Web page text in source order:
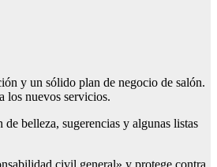
y un sólido plan de negocio de salón.
los nuevos servicios.
belleza, sugerencias y algunas listas